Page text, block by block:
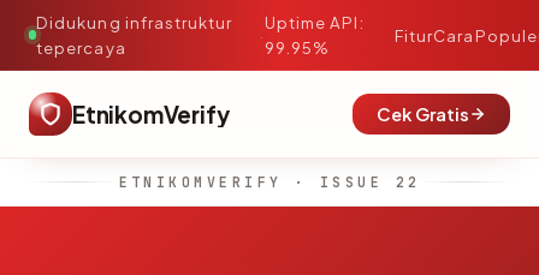
Didukung infrastruktur
tepercaya
·
Uptime API:
99.95%
FiturCara
EtnikomVerify Cek Gratis
ETNIKOMVERIFY · ISSUE 22